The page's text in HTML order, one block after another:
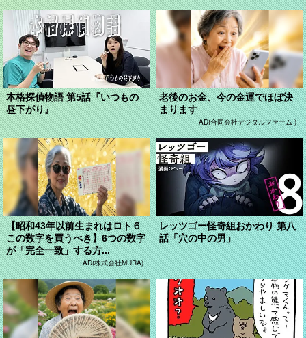
本格探偵物語 第5話『いつもの
昼下がり』
老後のお金、今の金運でほぼ決
まります
AD(合同会社デジタルファーム )
【昭和43年以前生まれはロト６
この数字を買うべき】6つの数字
が「完全一致」する方...
AD(株式会社MURA)
レッツゴー怪奇組おかわり 第八
話「穴の中の男」